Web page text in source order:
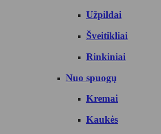
Užpildai
Šveitikliai
Rinkiniai
Nuo spuogų
Kremai
Kaukės